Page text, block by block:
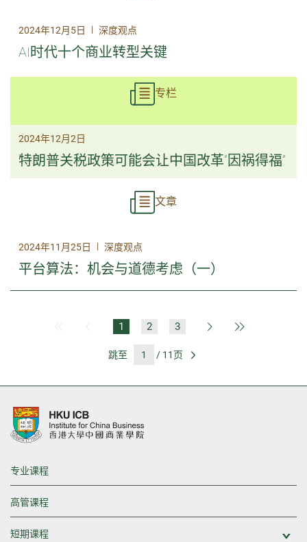
2024年12月5日 | 深度观点
AI时代十个商业转型关键
专栏
2024年12月2日
特朗普关税政策可能会让中国改革“因祸得福”
文章
2024年11月25日 | 深度观点
平台算法：机会与道德考虑（一）
上一页
1 2 3 下一页
跳至 / 11页
专业课程
高管课程
短期课程